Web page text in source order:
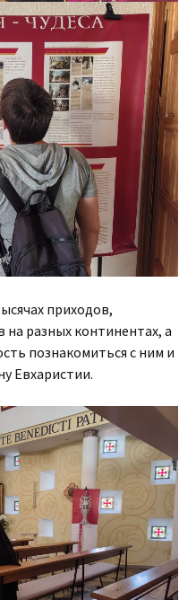
приходов,
разных континентах, а
познакомиться с ним и
Евхаристии.